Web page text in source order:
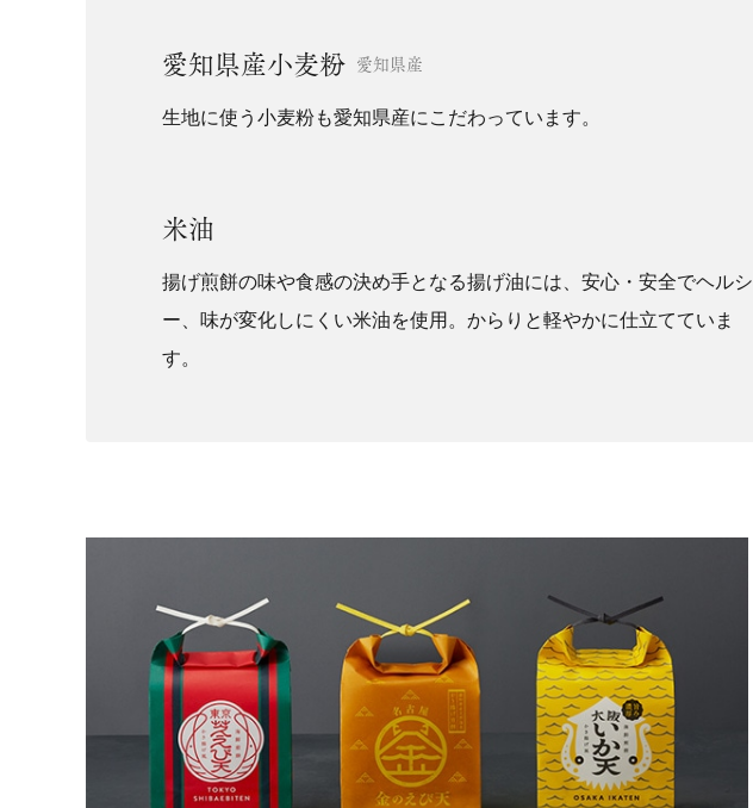
愛知県産小麦粉 愛知県産
生地に使う小麦粉も愛知県産にこだわっています。
米油
揚げ煎餅の味や食感の決め手となる揚げ油には、安心・安全でヘルシ
ー、味が変化しにくい米油を使用。からりと軽やかに仕立てていま
す。